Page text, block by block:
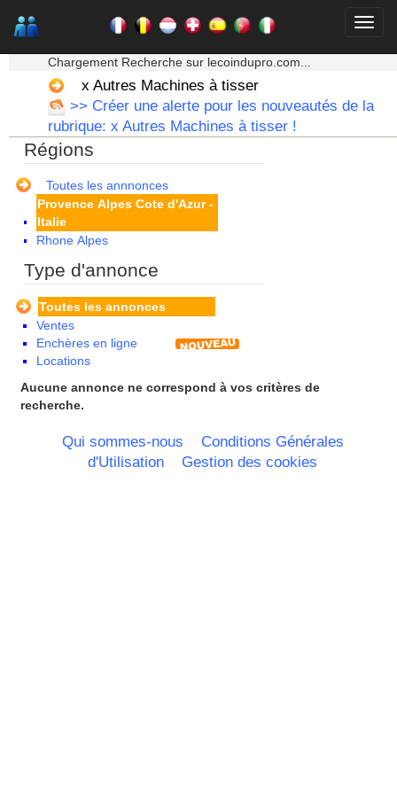
Chargement Recherche sur lecoindupro.com...
x Autres Machines à tisser
>> Créer une alerte pour les nouveautés de la
rubrique: x Autres Machines à tisser !
Régions
Toutes les annnonces
Martinique
Midi Pyrenees - Espagne -
Portugal
Nord Pas de Calais - Belgique -
Pays Bas
Pays de la Loire
Picardie
Poitou Charentes
Principauté de Monaco
Provence Alpes Cote d'Azur -
Italie
Rhone Alpes
Type d'annonce
Toutes les annonces
Ventes
Enchères en ligne
Locations
Aucune annonce ne correspond à vos critères de
recherche.
Qui sommes-nous
Conditions Générales
d'Utilisation
Gestion des cookies